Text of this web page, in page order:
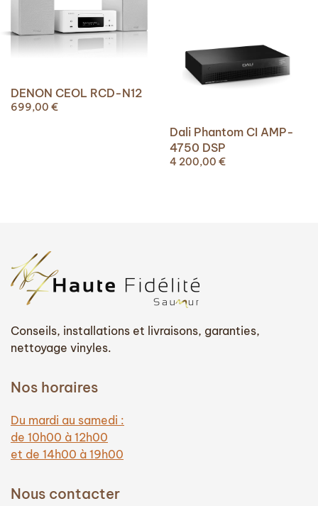
DENON CEOL RCD-N12
699,00 €
Dali Phantom CI AMP-
4750 DSP
4 200,00 €
Conseils, installations et livraisons, garanties,
nettoyage vinyles.
Nos horaires
Du mardi au samedi :
de 10h00 à 12h00
et de 14h00 à 19h00
Nous contacter